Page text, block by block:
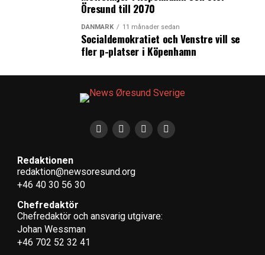
Öresund till 2070
DANMARK 11 månader sedan
Socialdemokratiet och Venstre vill se
fler p-platser i Köpenhamn
Redaktionen
redaktion@newsoresund.org
+46 40 30 56 30
Chefredaktör
Chefredaktör och ansvarig utgivare:
Johan Wessman
+46 702 52 32 41